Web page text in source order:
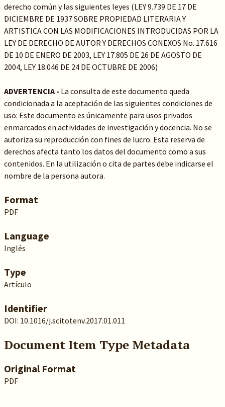
derecho común y las siguientes leyes (LEY 9.739 DE 17 DE
DICIEMBRE DE 1937 SOBRE PROPIEDAD LITERARIA Y
ARTISTICA CON LAS MODIFICACIONES INTRODUCIDAS POR LA
LEY DE DERECHO DE AUTOR Y DERECHOS CONEXOS No. 17.616
DE 10 DE ENERO DE 2003, LEY 17.805 DE 26 DE AGOSTO DE
2004, LEY 18.046 DE 24 DE OCTUBRE DE 2006)
ADVERTENCIA - La consulta de este documento queda
condicionada a la aceptación de las siguientes condiciones de
uso: Este documento es únicamente para usos privados
enmarcados en actividades de investigación y docencia. No se
autoriza su reproducción con fines de lucro. Esta reserva de
derechos afecta tanto los datos del documento como a sus
contenidos. En la utilización o cita de partes debe indicarse el
nombre de la persona autora.
Format
PDF
Language
Inglés
Type
Artículo
Identifier
DOI: 10.1016/j.scitotenv.2017.01.011
Document Item Type Metadata
Original Format
PDF